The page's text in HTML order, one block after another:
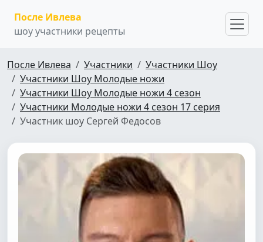
После Ивлева
шоу участники рецепты
После Ивлева Участники
Участники Шоу
Участники Шоу Молодые ножи
Участники Шоу Молодые ножи 4 сезон
Участники Молодые ножи 4 сезон 17 серия
Участник шоу Сергей Федосов